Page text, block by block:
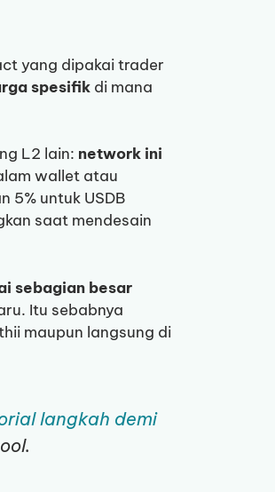
yang dipakai trader
spesifik di mana
L2 lain: network ini
wallet atau
5% untuk USDB
saat mendesain
sebagian besar
Itu sebabnya
maupun langsung di
langkah demi